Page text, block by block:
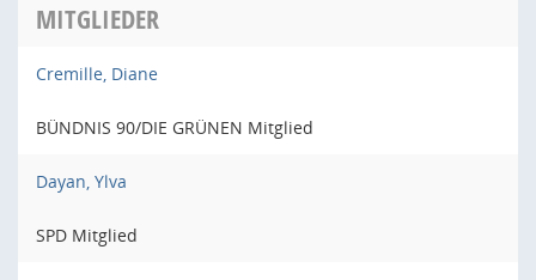
MITGLIEDER
Cremille, Diane
BÜNDNIS 90/DIE GRÜNEN Mitglied
Dayan, Ylva
SPD Mitglied